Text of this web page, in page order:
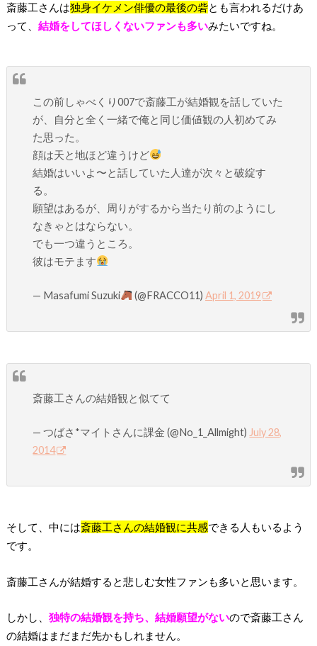
斎藤工さんは独身イケメン俳優の最後の砦とも言われるだけあ
って、 結婚をしてほしくないファンも多いみたいですね。
この前しゃべくり007で斎藤工が結婚観を話していた
が、自分と全く一緒で俺と同じ価値観の人初めてみ
た思った。
顔は天と地ほど違うけど
結婚はいいよ〜と話していた人達が次々と破綻す
る。
願望はあるが、周りがするから当たり前のようにし
なきゃとはならない。
でも一つ違うところ。
彼はモテます
— Masafumi Suzuki (@FRACCO11)April 1, 2019
斎藤工さんの結婚観と似てて
— つばさ*マイトさんに課金 (@No_1_Allmight)July 28,
2014
そして、中には斎藤工さんの結婚観に共感できる人もいるよう
です。
斎藤工さんが結婚すると悲しむ女性ファンも多いと思います。
しかし、 独特の結婚観を持ち、結婚願望がないので斎藤工さん
の結婚はまだまだ先かもしれません。